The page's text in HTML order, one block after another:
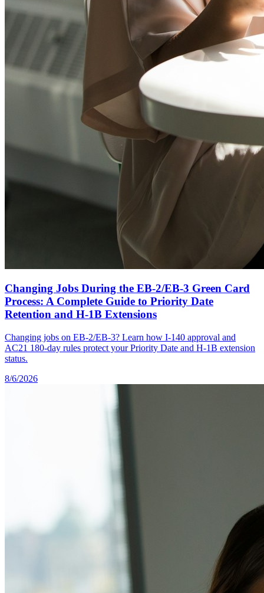
Changing Jobs During the EB-2/EB-3 Green Card
Process: A Complete Guide to Priority Date
Retention and H-1B Extensions
Changing jobs on EB-2/EB-3? Learn how I-140 approval and
AC21 180-day rules protect your Priority Date and H-1B extension
status.
8/6/2026